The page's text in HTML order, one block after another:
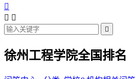

 

徐州工程学院全国排名